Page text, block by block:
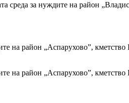
среда за нуждите на район
на район „Аспарухово”,
на район „Аспарухово”,